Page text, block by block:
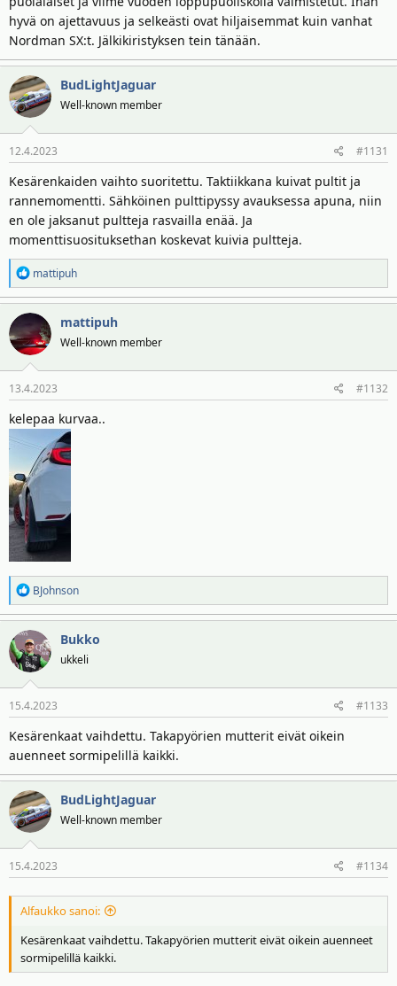
hyvä on ajettavuus ja selkeästi ovat hiljaisemmat kuin vanhat
Nordman SX:t. Jälkikiristyksen tein tänään.
BudLightJaguar
Well-known member
12.4.2023 #1131
Kesärenkaiden vaihto suoritettu. Taktiikkana kuivat pultit ja
rannemomentti. Sähköinen pulttipyssy avauksessa apuna, niin
en ole jaksanut pultteja rasvailla enää. Ja
momenttisuosituksethan koskevat kuivia pultteja.
R
e
a
k
t
i
o
t
mattipuh
mattipuh
Well-known member
13.4.2023 #1132
kelepaa kurvaa..
R
e
a
k
t
i
o
t
BJohnson
Bukko
ukkeli
15.4.2023 #1133
Kesärenkaat vaihdettu. Takapyörien mutterit eivät oikein
auenneet sormipelillä kaikki.
BudLightJaguar
Well-known member
15.4.2023 #1134
Alfaukko sanoi:
Kesärenkaat vaihdettu. Takapyörien mutterit eivät oikein auenneet
sormipelillä kaikki.